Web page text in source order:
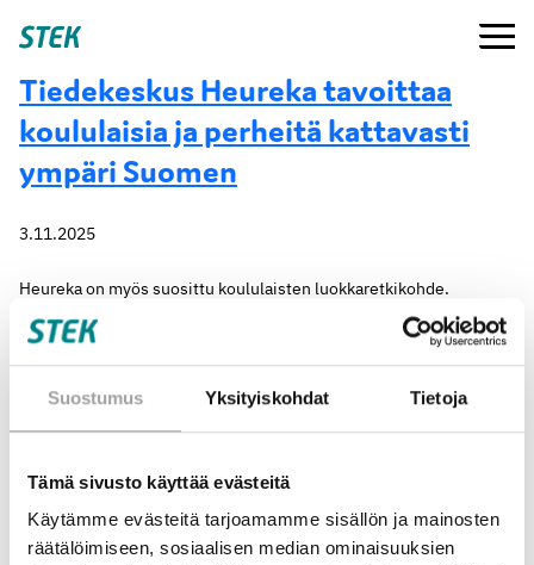
Suostumus Yksityiskohdat Tietoja
Tämä sivusto käyttää evästeitä
Käytämme evästeitä tarjoamamme sisällön ja mainosten
räätälöimiseen, sosiaalisen median ominaisuuksien
suoraan
Stek Valikko
Tiedekeskus Heureka tavoittaa
koululaisia ja perheitä kattavasti
ympäri Suomen
3.11.2025
Heureka on myös suosittu koululaisten luokkaretkikohde.